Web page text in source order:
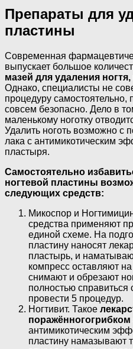
Препараты для
пластины
Современная
выпускает большое
мазей для удаления
Однако, специалисты не
процедуру самостоятельно,
совсем безопасно. Дело в
маленькому ноготку
Удалить ноготь возможно с
лака с антимикотическим
пластыря.
Самостоятельно
ногтевой пластины
следующих средств:
Микоспор и
средства применяют
единой схеме. На
пластину наносят
пластырь, и
компресс оставляют
снимают и обрезают
полностью справиться
провести 5 процедур.
Ногтивит. Такое
поражённогогрибком
антимикотическим
пластину намазывают